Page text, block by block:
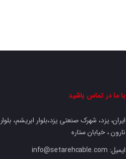
با ما در تماس باشید
ایران، یزد، شهرک صنعتی یزد،بلوار ابریشم، بلوار
نارون ، خیابان ستاره
ایمیل: info@setarehcable.com